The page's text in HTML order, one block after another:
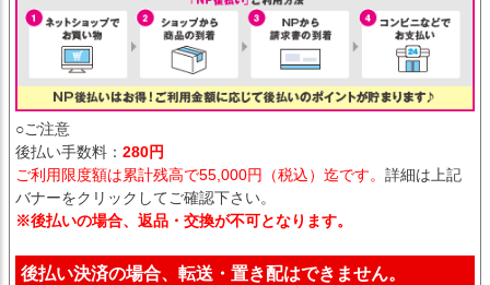
○ご注意
後払い手数料： 280円
ご利用限度額は累計残高で55,000円（税込）迄です。 詳細は上記
バナーをクリックしてご確認下さい。
※後払いの場合、返品・交換が不可となります。
後払い決済の場合、転送・置き配はできません。